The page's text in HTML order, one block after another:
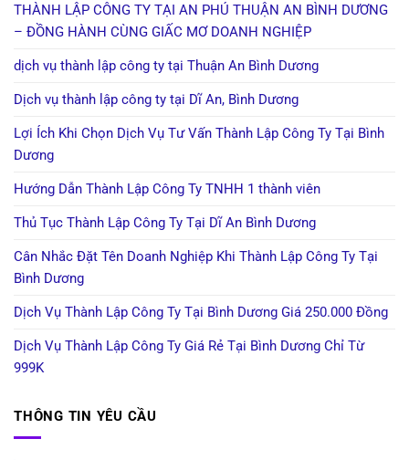
THÀNH LẬP CÔNG TY TẠI AN PHÚ THUẬN AN BÌNH DƯƠNG
– ĐỒNG HÀNH CÙNG GIẤC MƠ DOANH NGHIỆP
dịch vụ thành lập công ty tại Thuận An Bình Dương
Dịch vụ thành lập công ty tại Dĩ An, Bình Dương
Lợi Ích Khi Chọn Dịch Vụ Tư Vấn Thành Lập Công Ty Tại Bình
Dương
Hướng Dẫn Thành Lập Công Ty TNHH 1 thành viên
Thủ Tục Thành Lập Công Ty Tại Dĩ An Bình Dương
Cân Nhắc Đặt Tên Doanh Nghiệp Khi Thành Lập Công Ty Tại
Bình Dương
Dịch Vụ Thành Lập Công Ty Tại Bình Dương Giá 250.000 Đồng
Dịch Vụ Thành Lập Công Ty Giá Rẻ Tại Bình Dương Chỉ Từ
999K
THÔNG TIN YÊU CẦU